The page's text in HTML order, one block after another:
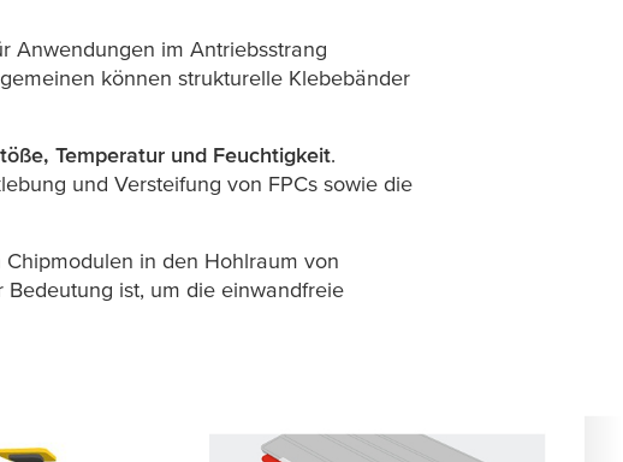
Anwendungen im Antriebsstrang
können strukturelle Klebebänder
Temperatur und Feuchtigkeit.
und Versteifung von FPCs sowie die
in den Hohlraum von
ist, um die einwandfreie